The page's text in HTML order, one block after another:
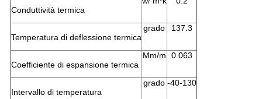
Conduttività termica
Temperatura di deflessione termica
grado 137.3
Coefficiente di espansione termica
Mm/m 0.063
Intervallo di temperatura
grado -40-130